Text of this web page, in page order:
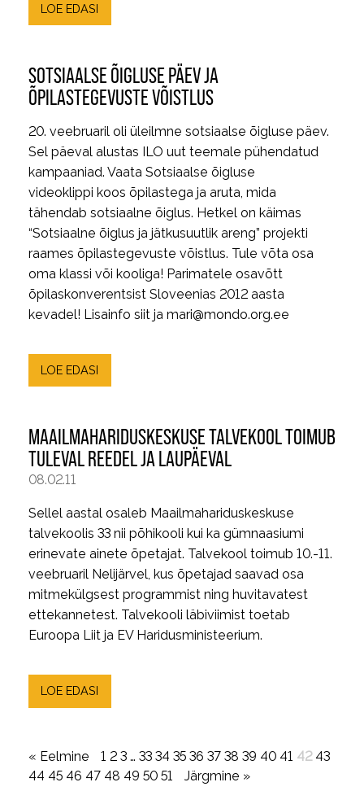
LOE EDASI
SOTSIAALSE ÕIGLUSE PÄEV JA
ÕPILASTEGEVUSTE VÕISTLUS
20. veebruaril oli üleilmne sotsiaalse õigluse päev.
Sel päeval alustas ILO uut teemale pühendatud
kampaaniad. Vaata Sotsiaalse õigluse
videoklippi koos õpilastega ja aruta, mida
tähendab sotsiaalne õiglus. Hetkel on käimas
“Sotsiaalne õiglus ja jätkusuutlik areng” projekti
raames õpilastegevuste võistlus. Tule võta osa
oma klassi või kooliga! Parimatele osavõtt
õpilaskonverentsist Sloveenias 2012 aasta
kevadel! Lisainfo siit ja mari@mondo.org.ee
LOE EDASI
MAAILMAHARIDUSKESKUSE TALVEKOOL TOIMUB
TULEVAL REEDEL JA LAUPÄEVAL
08.02.11
Sellel aastal osaleb Maailmahariduskeskuse
talvekoolis 33 nii põhikooli kui ka gümnaasiumi
erinevate ainete õpetajat. Talvekool toimub 10.-11.
veebruaril Nelijärvel, kus õpetajad saavad osa
mitmekülgsest programmist ning huvitavatest
ettekannetest. Talvekooli läbiviimist toetab
Euroopa Liit ja EV Haridusministeerium.
LOE EDASI
« Eelmine 1 2 3 … 33 34 35 36 37 38 39 40 41 42 43
44 45 46 47 48 49 50 51 Järgmine »